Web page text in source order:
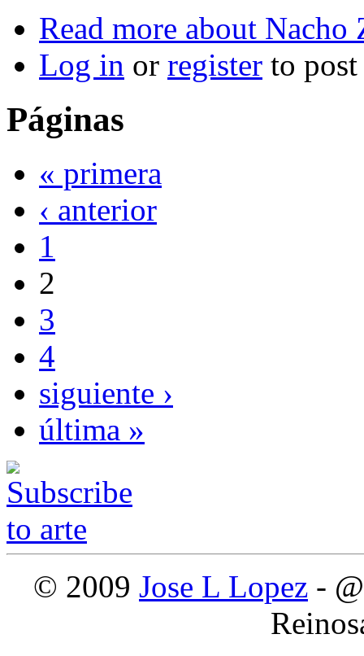
Read more about Nacho
Log in or register to
Páginas
« primera
‹ anterior
1
2
3
4
siguiente ›
última »
© 2009 Jose L Lopez -